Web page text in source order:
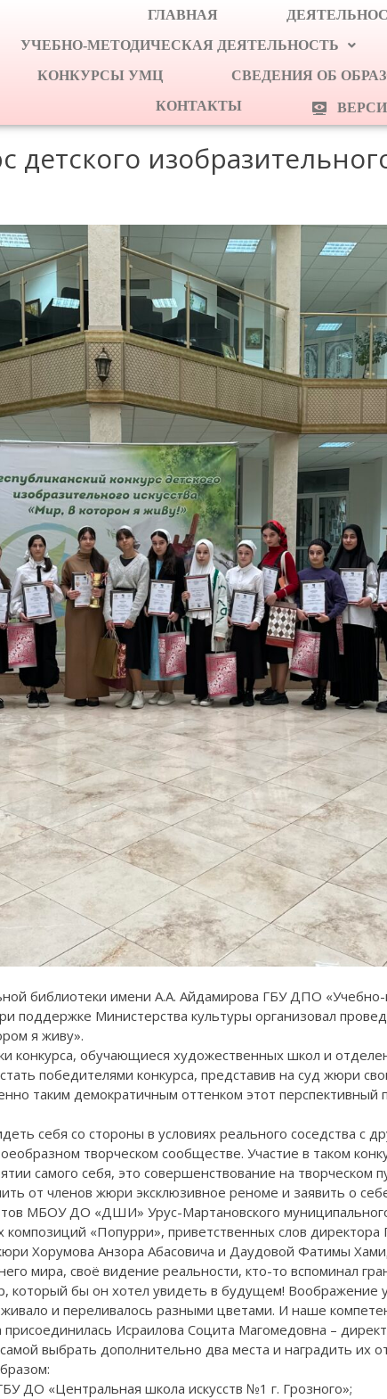
ГЛАВНАЯ
УЧЕБНО-МЕТОДИЧЕСКАЯ ДЕЯТЕЛЬНОСТЬ
КОНКУРСЫ УМЦ
СВЕДЕНИЯ ОБ
КОНТАКТЫ
детского
библиотеки имени А.А. Айдамирова ГБУ ДПО
поддержке Министерства культуры организовал
я живу».
конкурса, обучающиеся художественных школ и
победителями конкурса, представив на суд жюри
таким демократичным оттенком этот перспективный
себя со стороны в условиях реального соседства с
творческом сообществе. Участие в таком
самого себя, это совершенствование на творческом
от членов жюри эксклюзивное реноме и заявить о
МБОУ ДО «ДШИ» Урус-Мартановского
композиций «Попурри», приветственных слов
Хорумова Анзора Абасовича и Даудовой Фатимы
мира, своё видение реальности, кто-то вспоминал
который бы он хотел увидеть в будущем! Воображение
и переливалось разными цветами. И наше
Исраилова Социта Магомедовна –
выбрать дополнительно два места и наградить их
ДО «Центральная школа искусств №1 г. Грозного»;